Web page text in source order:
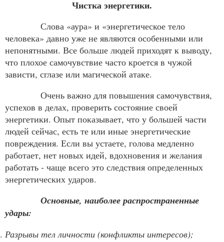
Чистка энергетики.
Слова «аура» и «энергетическое тело
человека» давно уже не являются особенными или
непонятными. Все больше людей приходят к выводу,
что плохое самочувствие часто кроется в чужой
зависти, сглазе или магической атаке.
Очень важно для повышения самочувствия,
успехов в делах, проверить состояние своей
энергетики. Опыт показывает, что у большей части
людей сейчас, есть те или иные энергетические
повреждения. Если вы устаете, голова медленно
работает, нет новых идей, вдохновения и желания
работать - чаще всего это следствия определенных
энергетических ударов.
Основные, наиболее распространенные
удары:
Разрывы тел личности (конфликты интересов);